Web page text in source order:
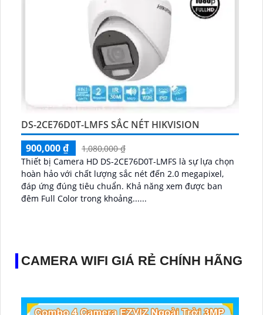
DS-2CE76D0T-LMFS SẮC NÉT HIKVISION
900,000 ₫
1,080,000 ₫
Thiết bị Camera HD DS-2CE76D0T-LMFS là sự lựa chọn
hoàn hảo với chất lượng sắc nét đến 2.0 megapixel,
đáp ứng đúng tiêu chuẩn. Khả năng xem được ban
đêm Full Color trong khoảng......
CAMERA WIFI GIÁ RẺ CHÍNH HÃNG